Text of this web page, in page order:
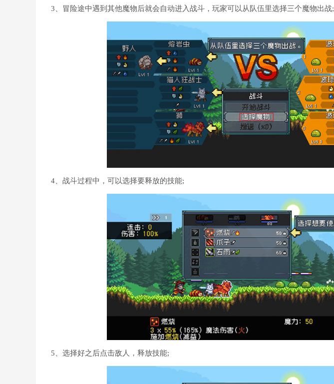
3、冒险途中遇到其他魔物后就会自动进入战斗，玩家可以从队伍里选择三个魔物出战;
4、战斗过程中，可以选择要释放的技能;
5、选择好之后点击敌人，释放技能;